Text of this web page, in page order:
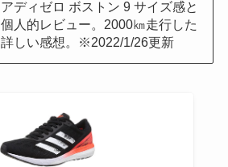
アディゼロ ボストン 9 サイズ感と
個人的レビュー。2000㎞走行した
詳しい感想。※2022/1/26更新